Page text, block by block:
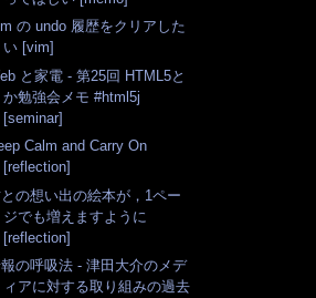
の undo 履歴をクリアした
い [vim]
と家電 - 第25回 HTML5と
か勉強会メモ #html5j
[seminar]
Calm and Carry On
[reflection]
の想い出の絵本が，1ペー
ジでも増えますように
[reflection]
の呼吸法 - 津田大介のメデ
ィアに対する取り組みの過去